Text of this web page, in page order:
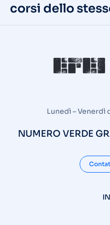
corsi dello
Lunedì – Venerdì
NUMERO VERDE